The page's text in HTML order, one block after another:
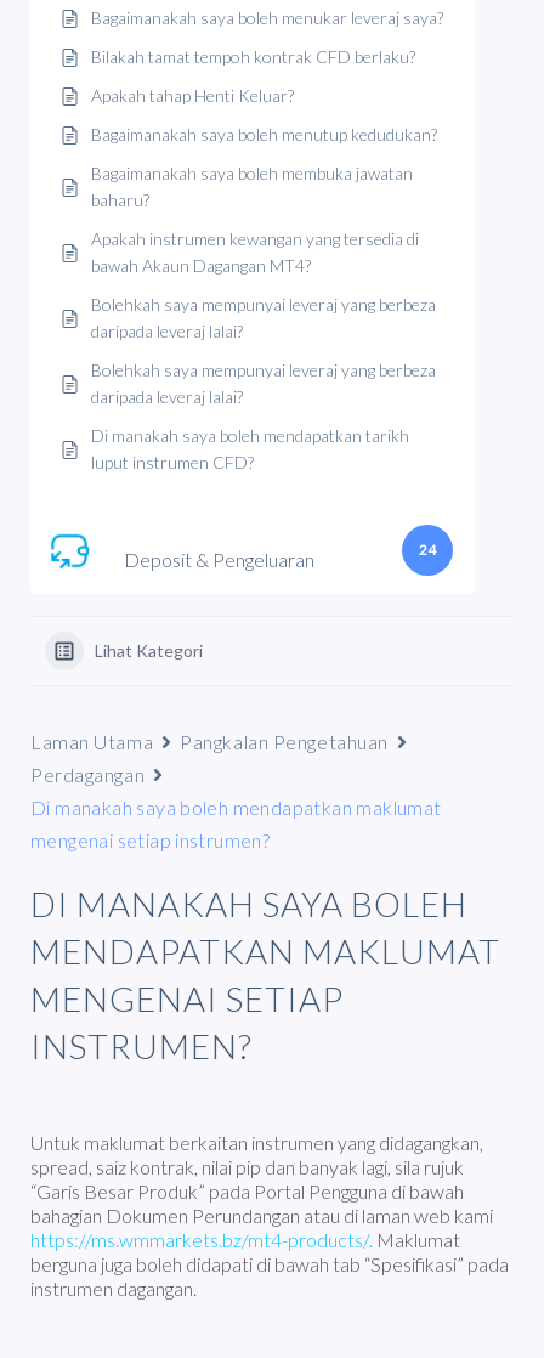
Bagaimanakah saya boleh menukar leveraj saya?
Bilakah tamat tempoh kontrak CFD berlaku?
Apakah tahap Henti Keluar?
Bagaimanakah saya boleh menutup kedudukan?
Bagaimanakah saya boleh membuka jawatan
baharu?
Apakah instrumen kewangan yang tersedia di
bawah Akaun Dagangan MT4?
Bolehkah saya mempunyai leveraj yang berbeza
daripada leveraj lalai?
Bolehkah saya mempunyai leveraj yang berbeza
daripada leveraj lalai?
Di manakah saya boleh mendapatkan tarikh
luput instrumen CFD?
Deposit & Pengeluaran 24
Lihat Kategori
Laman Utama
Pangkalan Pengetahuan
Perdagangan
Di manakah saya boleh mendapatkan maklumat
mengenai setiap instrumen?
DI MANAKAH SAYA BOLEH
MENDAPATKAN MAKLUMAT
MENGENAI SETIAP
INSTRUMEN?
Untuk maklumat berkaitan instrumen yang didagangkan,
spread, saiz kontrak, nilai pip dan banyak lagi, sila rujuk
“Garis Besar Produk” pada Portal Pengguna di bawah
bahagian Dokumen Perundangan atau di laman web kami
https://ms.wmmarkets.bz/mt4-products/. Maklumat
berguna juga boleh didapati di bawah tab “Spesifikasi” pada
instrumen dagangan.